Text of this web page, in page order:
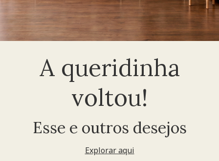
A queridinha
voltou!
Esse e outros desejos
Explorar aqui